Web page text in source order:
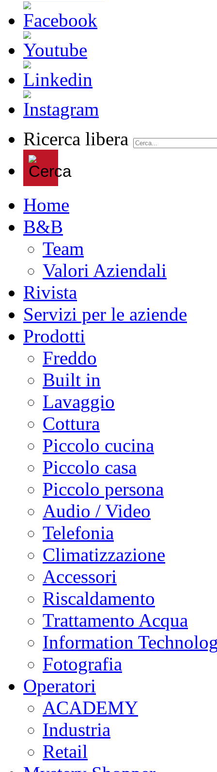
Ricerca libera
Home
B&B
Team
Valori Aziendali
Rivista
Servizi per le aziende
Prodotti
Freddo
Built in
Lavaggio
Cottura
Piccolo cucina
Piccolo casa
Piccolo persona
Audio / Video
Telefonia
Climatizzazione
Accessori
Riscaldamento
Trattamento Acqua
Information
Fotografia
Operatori
ACADEMY
Industria
Retail